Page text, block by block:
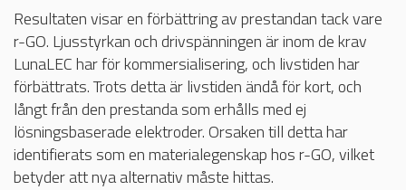
Resultaten visar en förbättring av prestandan tack vare
r-GO. Ljusstyrkan och drivspänningen är inom de krav
LunaLEC har för kommersialisering, och livstiden har
förbättrats. Trots detta är livstiden ändå för kort, och
långt från den prestanda som erhålls med ej
lösningsbaserade elektroder. Orsaken till detta har
identifierats som en materialegenskap hos r-GO, vilket
betyder att nya alternativ måste hittas.